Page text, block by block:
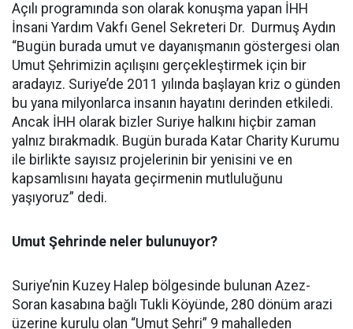
Açılı programında son olarak konuşma yapan İHH
İnsani Yardım Vakfı Genel Sekreteri Dr. Durmuş Aydın
“Bugün burada umut ve dayanışmanın göstergesi olan
Umut Şehrimizin açılışını gerçekleştirmek için bir
aradayız. Suriye’de 2011 yılında başlayan kriz o günden
bu yana milyonlarca insanın hayatını derinden etkiledi.
Ancak İHH olarak bizler Suriye halkını hiçbir zaman
yalnız bırakmadık. Bugün burada Katar Charity Kurumu
ile birlikte sayısız projelerinin bir yenisini ve en
kapsamlısını hayata geçirmenin mutluluğunu
yaşıyoruz” dedi.
Umut Şehrinde neler bulunuyor?
Suriye’nin Kuzey Halep bölgesinde bulunan Azez-
Soran kasabına bağlı Tukli Köyünde, 280 dönüm arazi
üzerine kurulu olan “Umut Şehri” 9 mahalleden